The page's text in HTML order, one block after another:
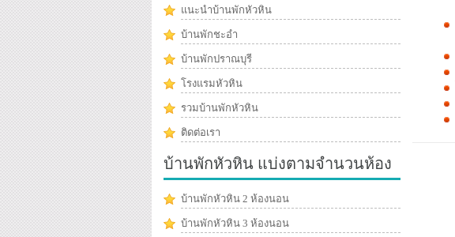
แนะนำบ้านพักหัวหิน
บ้านพักชะอำ
บ้านพักปราณบุรี
โรงแรมหัวหิน
รวมบ้านพักหัวหิน
ติดต่อเรา
บ้านพักหัวหิน แบ่งตามจำนวนห้อง
บ้านพักหัวหิน 2 ห้องนอน
บ้านพักหัวหิน 3 ห้องนอน